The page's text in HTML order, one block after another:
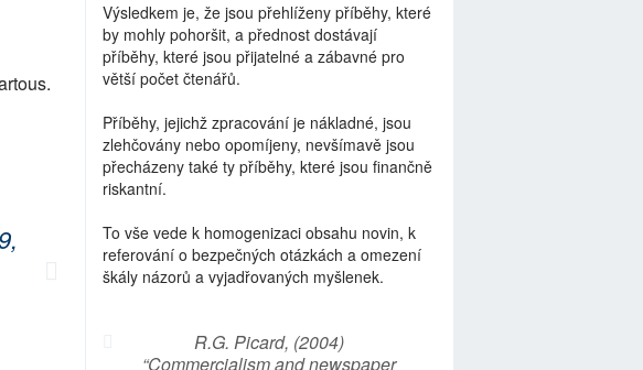
Výsledkem je, že jsou přehlíženy příběhy, které
by mohly pohoršit, a přednost dostávají
příběhy, které jsou přijatelné a zábavné pro
větší počet čtenářů.
Příběhy, jejichž zpracování je nákladné, jsou
zlehčovány nebo opomíjeny, nevšímavě jsou
přecházeny také ty příběhy, které jsou finančně
riskantní.
To vše vede k homogenizaci obsahu novin, k
referování o bezpečných otázkách a omezení
škály názorů a vyjadřovaných myšlenek.
R.G. Picard, (2004)
“Commercialism and newspaper